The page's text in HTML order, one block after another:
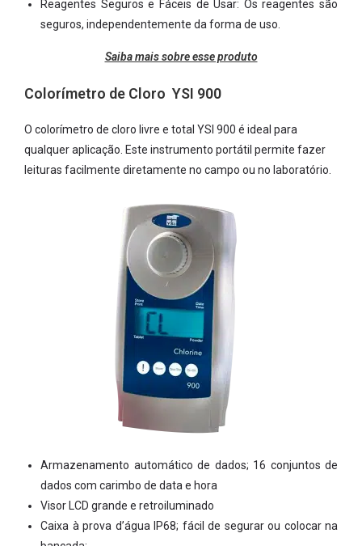
Reagentes Seguros e Fáceis de Usar: Os reagentes são
seguros, independentemente da forma de uso.
Saiba mais sobre esse produto
Colorímetro de Cloro YSI 900
O colorímetro de cloro livre e total YSI 900 é ideal para
qualquer aplicação. Este instrumento portátil permite fazer
leituras facilmente diretamente no campo ou no laboratório.
Armazenamento automático de dados; 16 conjuntos de
dados com carimbo de data e hora
Visor LCD grande e retroiluminado
Caixa à prova d’água IP68; fácil de segurar ou colocar na